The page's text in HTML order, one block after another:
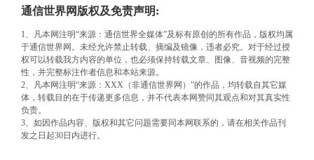
通信世界网版权及免责声明:
1、凡本网注明“来源：通信世界全媒体”及标有原创的所有作品，版权均属
于通信世界网。未经允许禁止转载、摘编及镜像，违者必究。对于经过授
权可以转载我方内容的单位，也必须保持转载文章、图像、音视频的完整
性，并完整标注作者信息和本站来源。
2、凡本网注明“来源：XXX（非通信世界网）”的作品，均转载自其它媒
体，转载目的在于传递更多信息，并不代表本网赞同其观点和对其真实性
负责。
3、如因作品内容、版权和其它问题需要同本网联系的，请在相关作品刊
发之日起30日内进行。